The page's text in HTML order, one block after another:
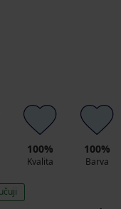
100%
Kvalita
100%
Barva